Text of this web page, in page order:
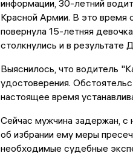
информации, 30-летний
Красной Армии. В это время
повернула 15-летняя
столкнулись и в результате
Выяснилось, что водитель
удостоверения.
настоящее время
Сейчас мужчина задержан, с
об избрании ему меры
необходимые судебные